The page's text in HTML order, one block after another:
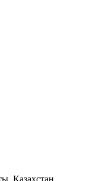
Казахстан